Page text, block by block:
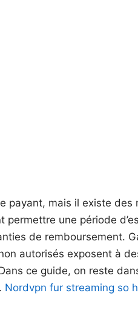
payant, mais il existe des
permettre une période
de remboursement.
autorisés exposent à
ce guide, on reste
Nordvpn fur streaming so